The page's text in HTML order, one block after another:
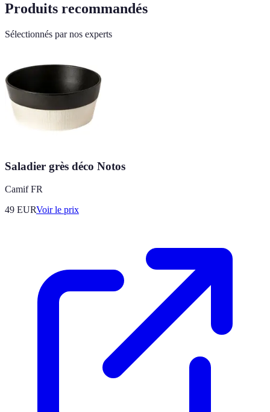
Produits recommandés
Sélectionnés par nos experts
Saladier grès déco Notos
Camif FR
49 EURVoir le prix